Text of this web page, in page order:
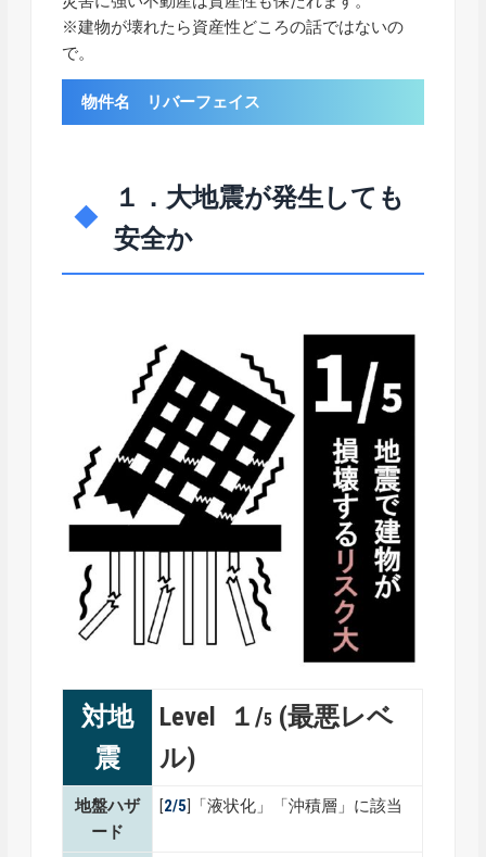
※建物が壊れたら資産性どころの話ではないの
で。
物件名 リバーフェイス
１．大地震が発生しても
安全か
対地
震
Level １/5 (最悪レベ
ル)
地盤ハザ
ード
[2/5]「液状化」「沖積層」に該当